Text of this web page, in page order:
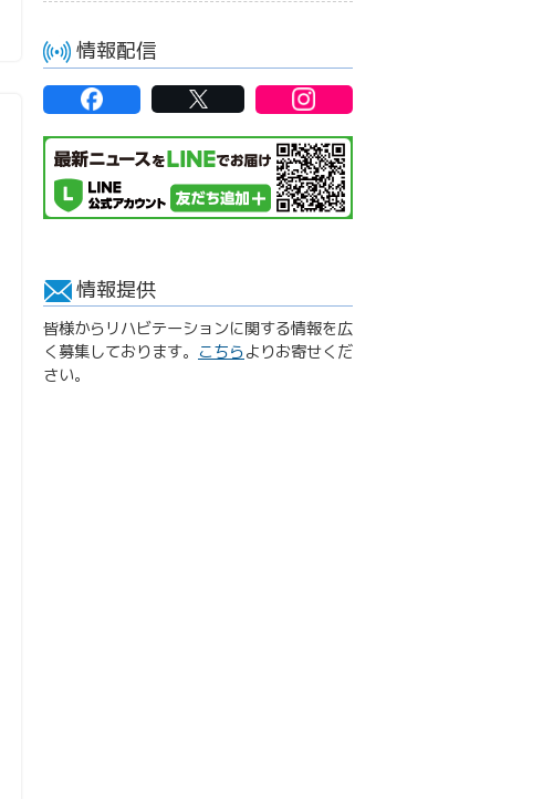
情報配信
情報提供
皆様からリハビテーションに関する情報を広
く募集しております。 こちらよりお寄せくだ
さい。